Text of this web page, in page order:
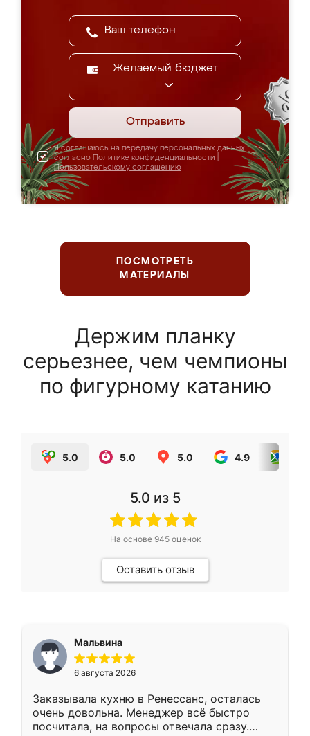
Желаемый бюджет
Отправить
Я соглашаюсь на передачу персональных данных
согласно Политике конфиденциальности
Пользовательскому соглашению
ПОСМОТРЕТЬ
МАТЕРИАЛЫ
Держим планку
серьезнее, чем чемпионы
по фигурному катанию
5.0 5.0 5.0 4.9
5.0 из 5
На основе 945оценок
Оставить отзыв
Мальвина
6 августа 2026
Заказывала кухню в Ренессанс, осталась
очень довольна. Менеджер всё быстро
посчитала, на вопросы отвечала сразу.